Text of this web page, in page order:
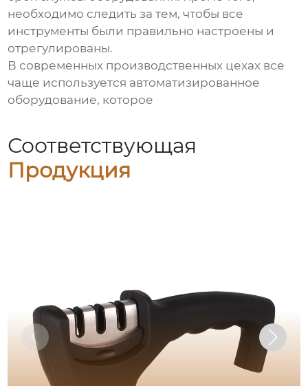
необходимо следить за тем, чтобы все
инструменты были правильно настроены и
отрегулированы.
В современных производственных цехах все
чаще используется автоматизированное
оборудование, которое
Соответствующая
Продукция